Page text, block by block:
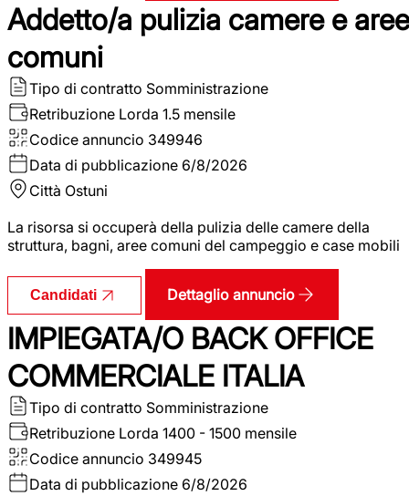
Addetto/a pulizia camere e aree
comuni
Tipo di contratto Somministrazione
Retribuzione Lorda 1.5 mensile
Codice annuncio 349946
Data di pubblicazione 6/8/2026
Città Ostuni
La risorsa si occuperà della pulizia delle camere della
struttura, bagni, aree comuni del campeggio e case mobili
Candidati Dettaglio annuncio
IMPIEGATA/O BACK OFFICE
COMMERCIALE ITALIA
Tipo di contratto Somministrazione
Retribuzione Lorda 1400 - 1500 mensile
Codice annuncio 349945
Data di pubblicazione 6/8/2026